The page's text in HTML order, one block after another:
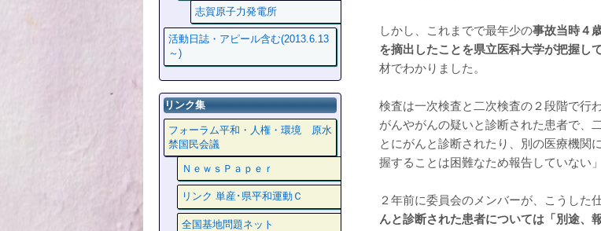
しかし、これまでで最年少の事故当時４
を摘出したことを県立医科大学が把握し
材でわかりました。
検査は一次検査と二次検査の２段階で行
がんやがんの疑いと診断された患者で、
とにがんと診断されたり、別の医療機関
握することは困難なため報告していない
２年前に委員会のメンバーが、こうした
んと診断された患者については「別途、
志賀原子力発電所
活動日誌・アピール含む(2013.6.13
～)
リンク集
フォーラム平和・人権・環境 原水
禁国民会議
ＮｅｗｓＰａｐｅｒ
リンク 単産･県平和運動Ｃ
全国基地問題ネット